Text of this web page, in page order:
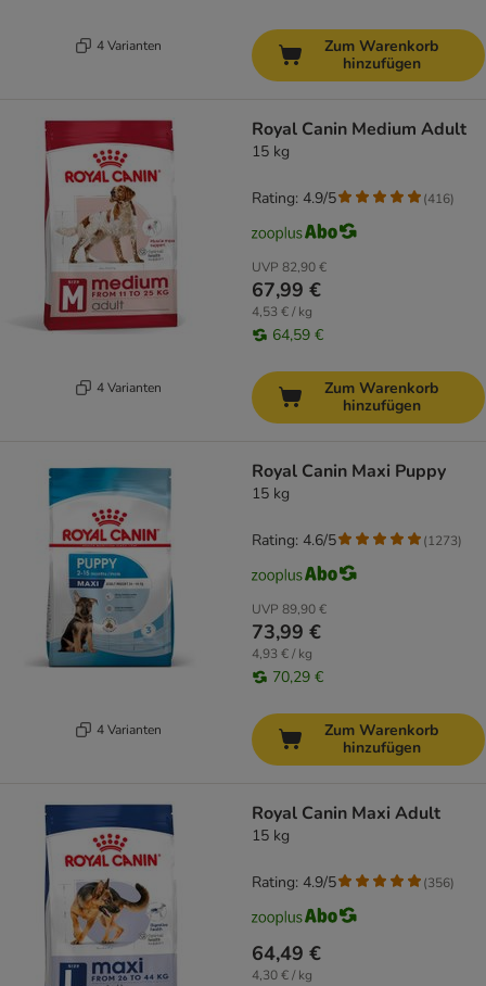
4 Varianten
Zum Warenkorb
hinzufügen
4 Varianten
Royal Canin Medium Adult
15 kg
UVP 82,90 €
67,99 €
4,53 € / kg
64,59 €
Rating: 4.9/5 (416)
Zum Warenkorb
hinzufügen
4 Varianten
Royal Canin Maxi Puppy
15 kg
UVP 89,90 €
73,99 €
4,93 € / kg
70,29 €
Rating: 4.6/5 (1273)
Zum Warenkorb
hinzufügen
Royal Canin Maxi Adult
15 kg
64,49 €
4,30 € / kg
Rating: 4.9/5 (356)